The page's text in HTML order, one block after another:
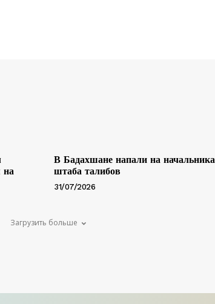
на
В Бадахшане напали на начальника
штаба талибов
31/07/2026
Загрузить больше